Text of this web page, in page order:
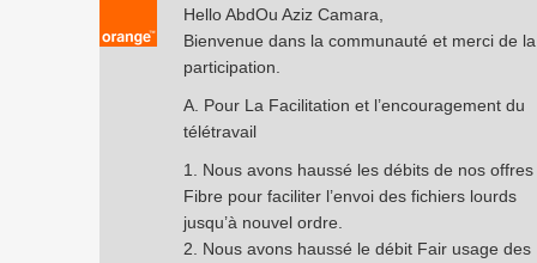
Hello AbdOu Aziz Camara,
Bienvenue dans la communauté et merci de la
participation.
A. Pour La Facilitation et l’encouragement du
télétravail
1. Nous avons haussé les débits de nos offres
Fibre pour faciliter l’envoi des fichiers lourds
jusqu’à nouvel ordre.
2. Nous avons haussé le débit Fair usage des